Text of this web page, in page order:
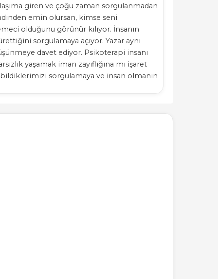
giren ve çoğu zaman sorgulanmadan
emin olursan, kimse seni
olduğunu görünür kılıyor. İnsanın
sorgulamaya açıyor. Yazar aynı
davet ediyor. Psikoterapi insanı
yaşamak iman zayıflığına mı işaret
sorgulamaya ve insan olmanın